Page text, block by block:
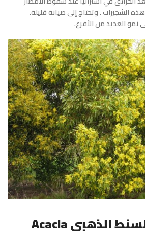
. وتحتاج إلى صيانة قليلة.
نمو العديد من الأفرع.
رعاية شجرة السنط الذهبي Acacia